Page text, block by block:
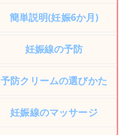
簡単説明(妊娠6か月)
妊娠線の予防
予防クリームの選びかた
妊娠線のマッサージ